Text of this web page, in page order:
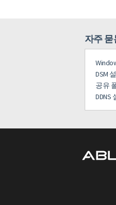
자주
DSM
공유
DDNS